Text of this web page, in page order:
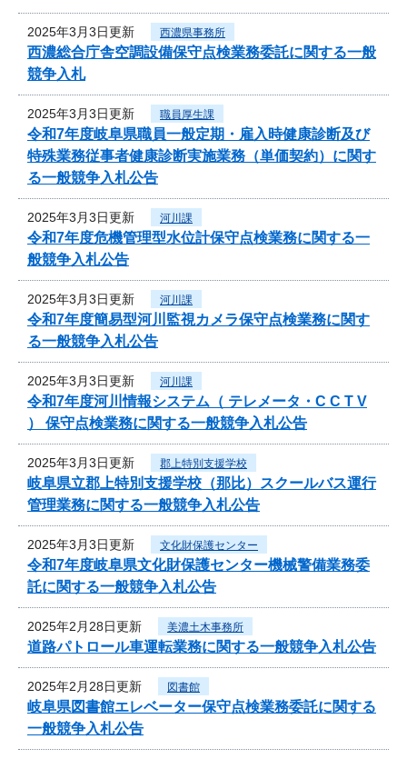
2025年3月3日更新 西濃県事務所
西濃総合庁舎空調設備保守点検業務委託に関する一般
競争入札
2025年3月3日更新 職員厚生課
令和7年度岐阜県職員一般定期・雇入時健康診断及び
特殊業務従事者健康診断実施業務（単価契約）に関す
る一般競争入札公告
2025年3月3日更新 河川課
令和7年度危機管理型水位計保守点検業務に関する一
般競争入札公告
2025年3月3日更新 河川課
令和7年度簡易型河川監視カメラ保守点検業務に関す
る一般競争入札公告
2025年3月3日更新 河川課
令和7年度河川情報システム（ テレメータ・C C T V
） 保守点検業務に関する一般競争入札公告
2025年3月3日更新 郡上特別支援学校
岐阜県立郡上特別支援学校（那比）スクールバス運行
管理業務に関する一般競争入札公告
2025年3月3日更新 文化財保護センター
令和7年度岐阜県文化財保護センター機械警備業務委
託に関する一般競争入札公告
2025年2月28日更新 美濃土木事務所
道路パトロール車運転業務に関する一般競争入札公告
2025年2月28日更新 図書館
岐阜県図書館エレベーター保守点検業務委託に関する
一般競争入札公告